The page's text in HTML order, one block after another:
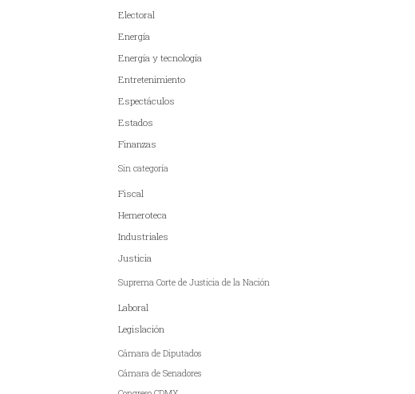
Electoral
Energía
Energía y tecnología
Entretenimiento
Espectáculos
Estados
Finanzas
Sin categoría
Fiscal
Hemeroteca
Industriales
Justicia
Suprema Corte de Justicia de la Nación
Laboral
Legislación
Cámara de Diputados
Cámara de Senadores